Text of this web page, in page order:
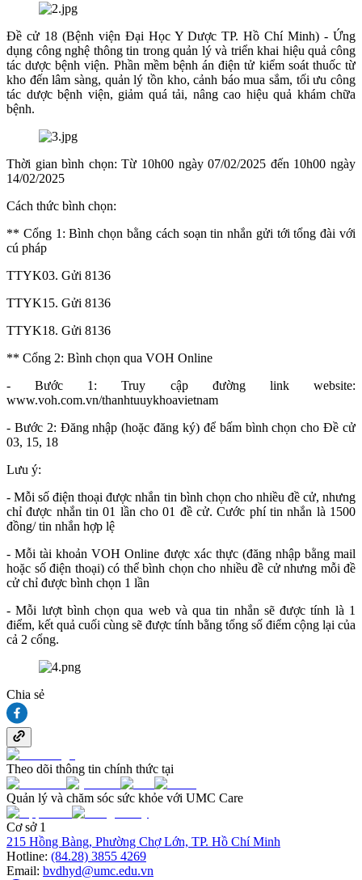
Đề cử 18 (Bệnh viện Đại Học Y Dược TP. Hồ Chí Minh) - Ứng
dụng công nghệ thông tin trong quản lý và triển khai hiệu quả công
tác dược bệnh viện. Phần mềm bệnh án điện tử kiểm soát thuốc từ
kho đến lâm sàng, quản lý tồn kho, cảnh báo mua sắm, tối ưu công
tác dược bệnh viện, giảm quá tải, nâng cao hiệu quả khám chữa
bệnh.
Thời gian bình chọn: Từ 10h00 ngày 07/02/2025 đến 10h00 ngày
14/02/2025
Cách thức bình chọn:
** Cổng 1: Bình chọn bằng cách soạn tin nhắn gửi tới tổng đài với
cú pháp
TTYK03. Gửi 8136
TTYK15. Gửi 8136
TTYK18. Gửi 8136
** Cổng 2: Bình chọn qua VOH Online
- Bước 1: Truy cập đường link website:
www.voh.com.vn/thanhtuuykhoavietnam
- Bước 2: Đăng nhập (hoặc đăng ký) để bấm bình chọn cho Đề cử
03, 15, 18
Lưu ý:
- Mỗi số điện thoại được nhắn tin bình chọn cho nhiều đề cử, nhưng
chỉ được nhắn tin 01 lần cho 01 đề cử. Cước phí tin nhắn là 1500
đồng/ tin nhắn hợp lệ
- Mỗi tài khoản VOH Online được xác thực (đăng nhập bằng mail
hoặc số điện thoại) có thể bình chọn cho nhiều đề cử nhưng mỗi đề
cử chỉ được bình chọn 1 lần
- Mỗi lượt bình chọn qua web và qua tin nhắn sẽ được tính là 1
điểm, kết quả cuối cùng sẽ được tính bằng tổng số điểm cộng lại của
cả 2 cổng.
Chia sẻ
Theo dõi thông tin chính thức tại
Quản lý và chăm sóc sức khỏe với UMC Care
Cơ sở 1
215 Hồng Bàng, Phường Chợ Lớn, TP. Hồ Chí Minh
Hotline: (84.28) 3855 4269
Email: bvdhyd@umc.edu.vn